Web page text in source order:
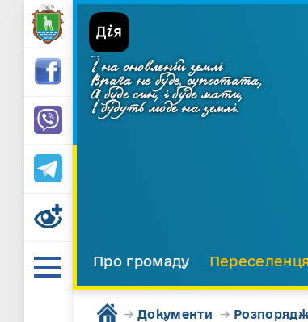
...
І на оновленій землі
Врага не буде, супостата,
А буде син, і буде мати,
І будуть люде на землі.
Про громаду
→ Документи →